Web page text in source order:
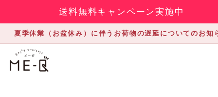
送料無料キャンペーン実施中
夏季休業（お盆休み）に伴うお荷物の遅延についてのお知